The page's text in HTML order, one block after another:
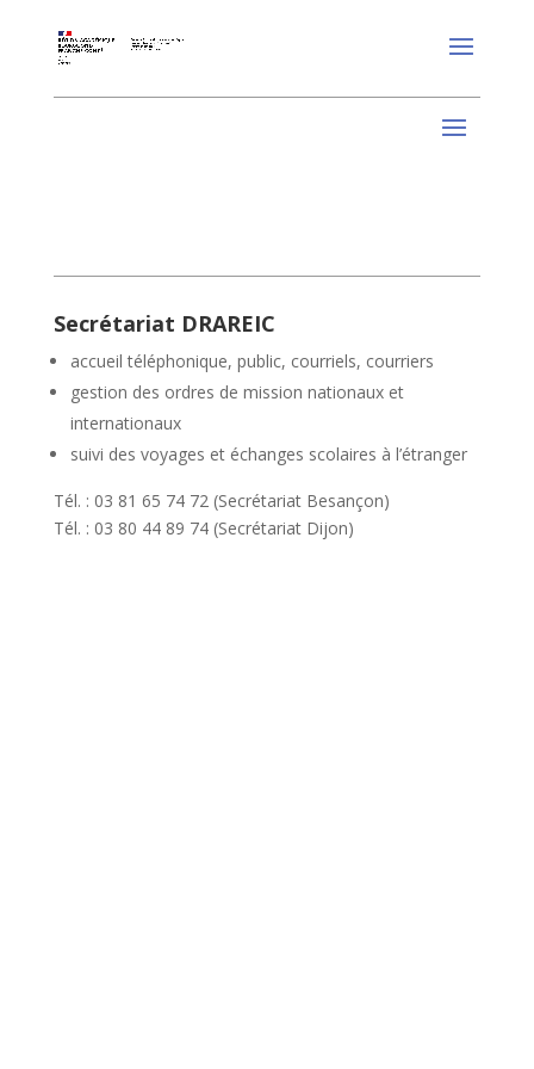
Secrétariat DRAREIC
accueil téléphonique, public, courriels, courriers
gestion des ordres de mission nationaux et
internationaux
suivi des voyages et échanges scolaires à l’étranger
Tél. : 03 81 65 74 72 (Secrétariat Besançon)
Tél. : 03 80 44 89 74 (Secrétariat Dijon)